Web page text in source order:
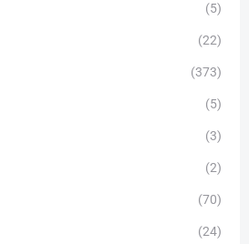
(5)
(22)
(373)
(5)
(3)
(2)
(70)
(24)